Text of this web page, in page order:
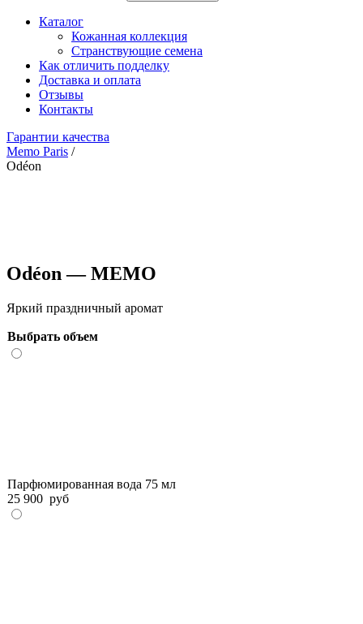
Каталог
Кожанная коллекция
Странствующие семена
Как отличить подделку
Доставка и оплата
Отзывы
Контакты
Гарантии качества
Memo Paris /
Odéon
Odéon — MEMO
Яркий праздничный аромат
Выбрать объем
Парфюмированная вода 75 мл
25 900 руб